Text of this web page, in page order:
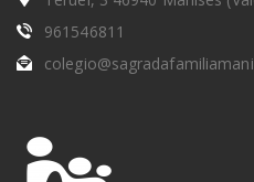
961546811